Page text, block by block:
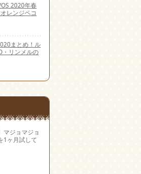
2020年春
レンジペコ
まとめ！ル
・リンメルの
マジョマジョ
1ヶ月試して